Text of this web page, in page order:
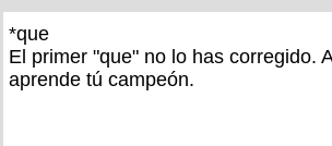
*que
El primer "que" no lo has corregido.
aprende tú campeón.